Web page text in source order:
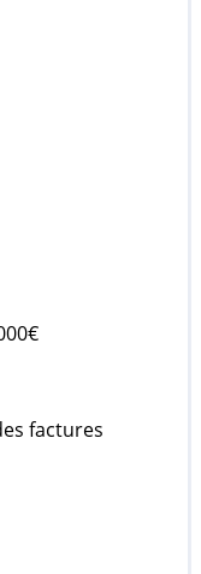
factures